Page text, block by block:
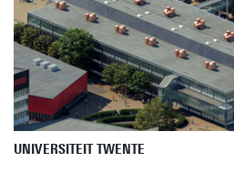
UNIVERSITEIT TWENTE